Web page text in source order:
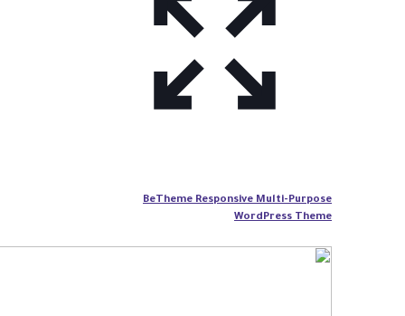
BeTheme Responsive Multi-Purpose
WordPress Theme